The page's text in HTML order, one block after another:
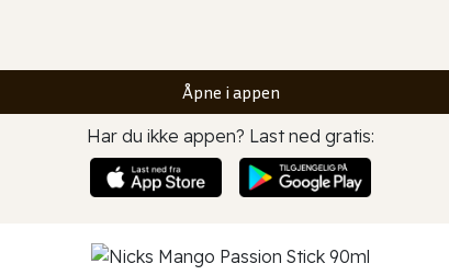
Åpne i appen
Har du ikke appen? Last ned gratis: